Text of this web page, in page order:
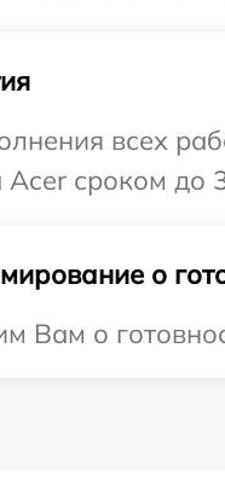
всех
Acer сроком до
о
Вам о